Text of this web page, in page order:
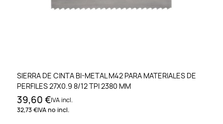
SIERRA DE CINTA BI-METAL M42 PARA MATERIALES DE
PERFILES 27X0.9 8/12 TPI 2380 MM
39,60 €IVA incl.
32,73 €IVA no incl.